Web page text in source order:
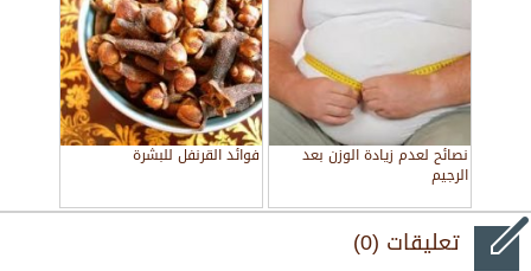
نصائح لعدم زيادة الوزن بعد
الرجيم
فوائد القرنفل للبشرة
تعليقات (0)